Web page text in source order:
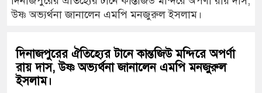
উষ্ণ অভ্যর্থনা জানালেন এমপি মনজুরুল ইসলাম।
দিনাজপুরের ঐতিহ্যের টানে কান্তজিউ মন্দিরে অপর্ণা
রায় দাস, উষ্ণ অভ্যর্থনা জানালেন এমপি মনজুরুল
ইসলাম।